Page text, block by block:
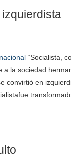
“Socialista,
a la sociedad
convirtió en